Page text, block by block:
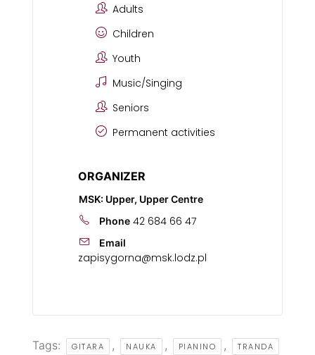
Adults
Children
Youth
Music/Singing
Seniors
Permanent activities
ORGANIZER
MSK: Upper, Upper Centre
Phone 42 684 66 47
Email
zapisygorna@msk.lodz.pl
Tags: GITARA , NAUKA , PIANINO , TRANDA